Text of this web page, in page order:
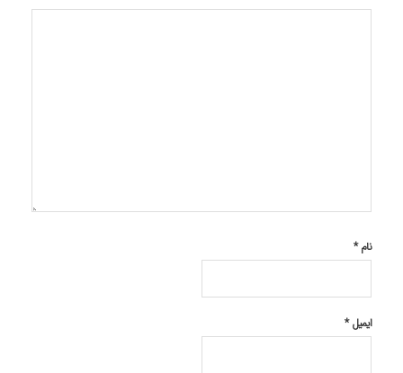
نام*
ایمیل*